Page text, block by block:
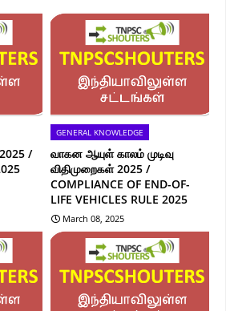
/
GENERAL KNOWLEDGE
வாகன ஆயுள் காலம் முடிவு
விதிமுறைகள் 2025 /
COMPLIANCE OF END-OF-
LIFE VEHICLES RULE 2025
March 08, 2025